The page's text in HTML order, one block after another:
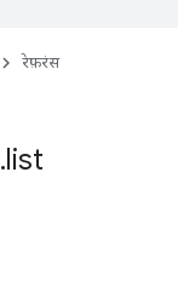
रेफ़रंस
.list